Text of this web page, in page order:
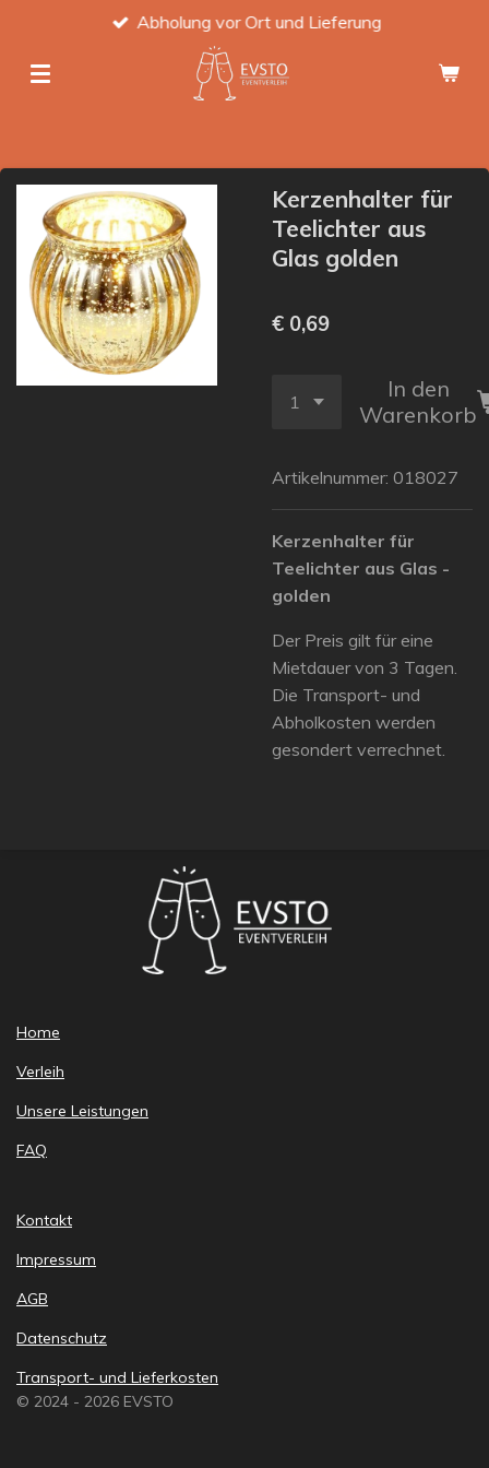
springen
Abholung vor Ort und Lieferung
Kerzenhalter für
Teelichter aus
Glas golden
€ 0,69
In den
Warenkorb
Artikelnummer: 018027
Kerzenhalter für
Teelichter aus Glas -
golden
Der Preis gilt für eine
Mietdauer von 3 Tagen.
Die Transport- und
Abholkosten werden
gesondert verrechnet.
Home
Verleih
Unsere Leistungen
FAQ
Kontakt
Impressum
AGB
Datenschutz
Transport- und Lieferkosten
© 2024 - 2026 EVSTO